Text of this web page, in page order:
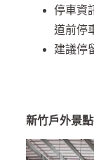
停車資
道前停
建議停
新竹戶外景